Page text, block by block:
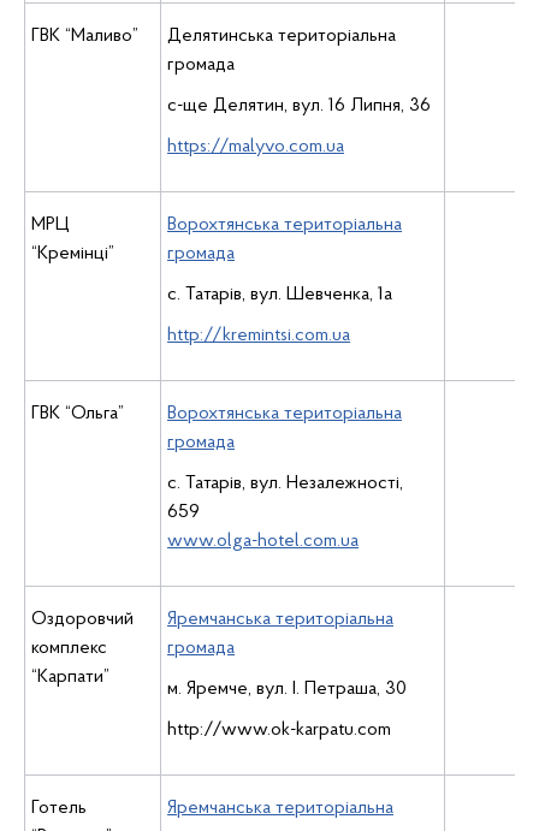
ГВК “Маливо”
Делятинська територіальна
громада
с-ще Делятин, вул. 16 Липня, 36
https://malyvo.com.ua
МРЦ
“Кремінці”
Ворохтянська територіальна
громада
с. Татарів, вул. Шевченка, 1а
http://kremintsi.com.ua
ГВК “Ольга”
Ворохтянська територіальна
громада
с. Татарів, вул. Незалежності,
659
www.olga-hotel.com.ua
Оздоровчий
комплекс
“Карпати”
Яремчанська територіальна
громада
м. Яремче, вул. І. Петраша, 30
http://www.ok-karpatu.com
Готель
Яремчанська територіальна